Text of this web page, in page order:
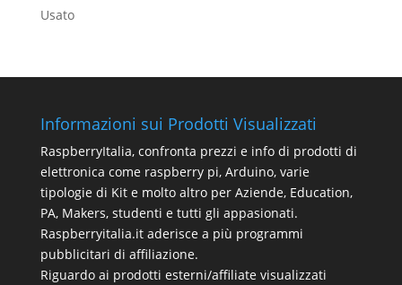
Usato
Informazioni sui Prodotti Visualizzati
RaspberryItalia, confronta prezzi e info di prodotti di
elettronica come raspberry pi, Arduino, varie
tipologie di Kit e molto altro per Aziende, Education,
PA, Makers, studenti e tutti gli appasionati.
Raspberryitalia.it aderisce a più programmi
pubblicitari di affiliazione.
Riguardo ai prodotti esterni/affiliate visualizzati